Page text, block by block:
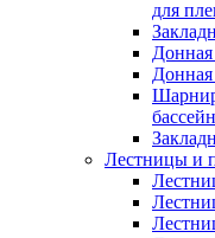
для
Донная
Донная
Лестницы и